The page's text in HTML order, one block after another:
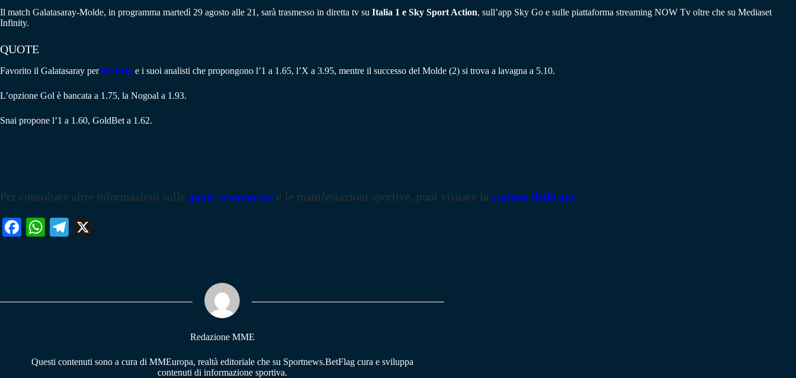
Il match Galatasaray-Molde, in programma martedì 29 agosto alle 21, sarà trasmesso in diretta tv su Italia 1 e Sky Sport Action, sull’app Sky Go e sulle piattaforma streaming NOW Tv oltre che su Mediaset
Infinity.
QUOTE
Favorito il Galatasaray perBetFlag e i suoi analisti che propongono l’1 a 1.65, l’X a 3.95, mentre il successo del Molde (2) si trova a lavagna a 5.10.
L’opzione Gol è bancata a 1.75, la Nogoal a 1.93.
Snai propone l’1 a 1.60, GoldBet a 1.62.
Per consultare altre informazioni sulle quote scommesse e le manifestazioni sportive, puoi visitare la sezione dedicata
Fa W
pp
Te
m
Redazione MME
Questi contenuti sono a cura di MMEuropa, realtà editoriale che su Sportnews.BetFlag cura e sviluppa
contenuti di informazione sportiva.